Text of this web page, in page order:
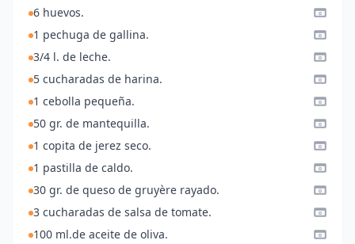
6 huevos.
1 pechuga de gallina.
3/4 l. de leche.
5 cucharadas de harina.
1 cebolla pequeña.
50 gr. de mantequilla.
1 copita de jerez seco.
1 pastilla de caldo.
30 gr. de queso de gruyère rayado.
3 cucharadas de salsa de tomate.
100 ml.de aceite de oliva.